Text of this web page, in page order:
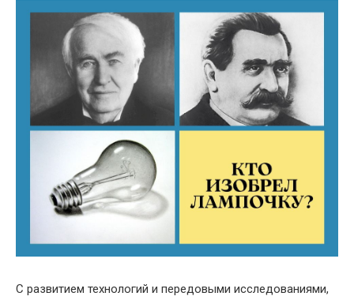
С развитием технологий и передовыми исследованиями,